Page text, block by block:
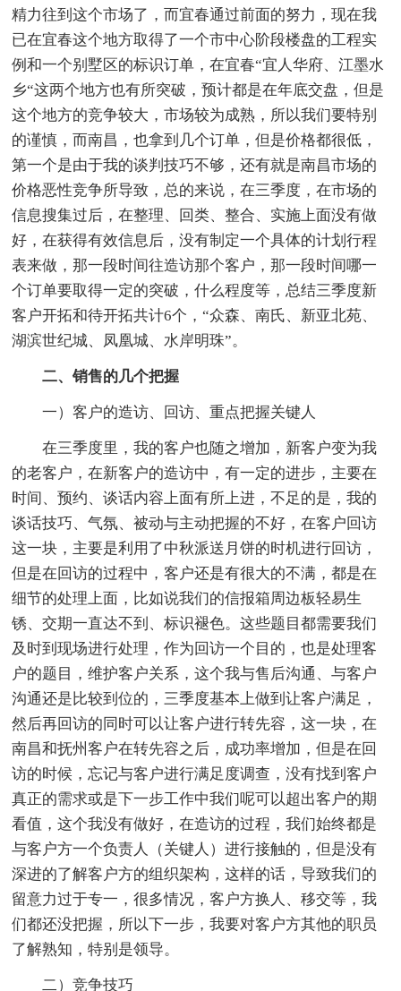
精力往到这个市场了，而宜春通过前面的努力，现在我
已在宜春这个地方取得了一个市中心阶段楼盘的工程实
例和一个别墅区的标识订单，在宜春“宜人华府、江墨水
乡“这两个地方也有所突破，预计都是在年底交盘，但是
这个地方的竞争较大，市场较为成熟，所以我们要特别
的谨慎，而南昌，也拿到几个订单，但是价格都很低，
第一个是由于我的谈判技巧不够，还有就是南昌市场的
价格恶性竞争所导致，总的来说，在三季度，在市场的
信息搜集过后，在整理、回类、整合、实施上面没有做
好，在获得有效信息后，没有制定一个具体的计划行程
表来做，那一段时间往造访那个客户，那一段时间哪一
个订单要取得一定的突破，什么程度等，总结三季度新
客户开拓和待开拓共计6个，“众森、南氏、新亚北苑、
湖滨世纪城、凤凰城、水岸明珠”。
二、销售的几个把握
一）客户的造访、回访、重点把握关键人
在三季度里，我的客户也随之增加，新客户变为我
的老客户，在新客户的造访中，有一定的进步，主要在
时间、预约、谈话内容上面有所上进，不足的是，我的
谈话技巧、气氛、被动与主动把握的不好，在客户回访
这一块，主要是利用了中秋派送月饼的时机进行回访，
但是在回访的过程中，客户还是有很大的不满，都是在
细节的处理上面，比如说我们的信报箱周边板轻易生
锈、交期一直达不到、标识褪色。这些题目都需要我们
及时到现场进行处理，作为回访一个目的，也是处理客
户的题目，维护客户关系，这个我与售后沟通、与客户
沟通还是比较到位的，三季度基本上做到让客户满足，
然后再回访的同时可以让客户进行转先容，这一块，在
南昌和抚州客户在转先容之后，成功率增加，但是在回
访的时候，忘记与客户进行满足度调查，没有找到客户
真正的需求或是下一步工作中我们呢可以超出客户的期
看值，这个我没有做好，在造访的过程，我们始终都是
与客户方一个负责人（关键人）进行接触的，但是没有
深进的了解客户方的组织架构，这样的话，导致我们的
留意力过于专一，很多情况，客户方换人、移交等，我
们都还没把握，所以下一步，我要对客户方其他的职员
了解熟知，特别是领导。
二）竞争技巧